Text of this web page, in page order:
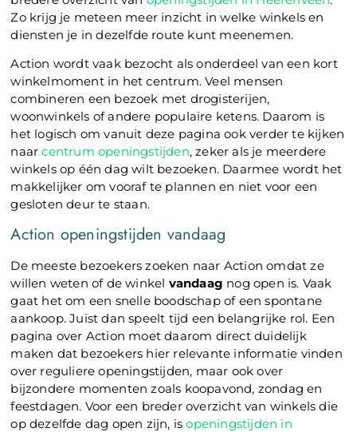
Zo krijg je meteen meer inzicht in welke winkels en
diensten je in dezelfde route kunt meenemen.
Action wordt vaak bezocht als onderdeel van een kort
winkelmoment in het centrum. Veel mensen
combineren een bezoek met drogisterijen,
woonwinkels of andere populaire ketens. Daarom is
het logisch om vanuit deze pagina ook verder te kijken
naarcentrum openingstijden, zeker als je meerdere
winkels op één dag wilt bezoeken. Daarmee wordt het
makkelijker om vooraf te plannen en niet voor een
gesloten deur te staan.
Action openingstijden vandaag
De meeste bezoekers zoeken naar Action omdat ze
willen weten of de winkel vandaag nog open is. Vaak
gaat het om een snelle boodschap of een spontane
aankoop. Juist dan speelt tijd een belangrijke rol. Een
pagina over Action moet daarom direct duidelijk
maken dat bezoekers hier relevante informatie vinden
over reguliere openingstijden, maar ook over
bijzondere momenten zoals koopavond, zondag en
feestdagen. Voor een breder overzicht van winkels die
op dezelfde dag open zijn, isopeningstijden in